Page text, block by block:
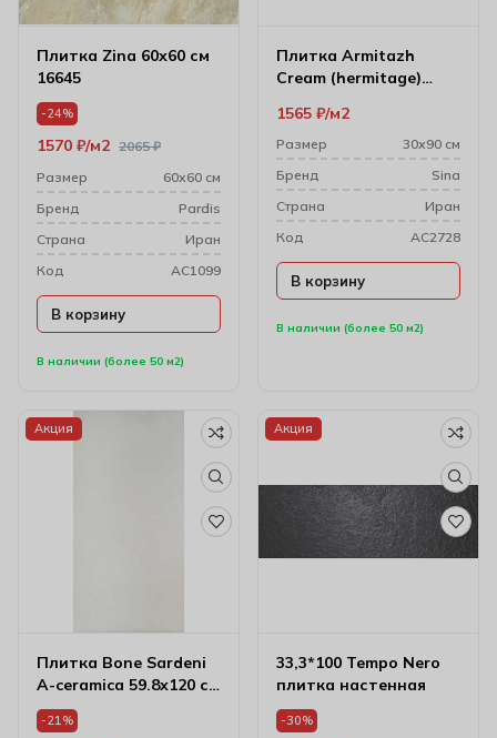
Плитка Zina 60х60 см
16645
В наличии (более 50 м2)
-24%
2065₽
1570 ₽ м2
Размер
60х60 см
Бренд
Pardis
Cтрана
Иран
Код
AC1099
В корзину
Плитка Armitazh
Cream (hermitage)
В наличии (более 50 м2)
1565 ₽ м2
Размер
30х90 см
Бренд
Sina
Cтрана
Иран
Код
AC2728
В корзину
Акция
Плитка Bone Sardeni
A-ceramica 59.8х120 см
(10 мм) 61w1251a
-21%
Акция
33,3*100 Tempo Nero
плитка настенная
-30%